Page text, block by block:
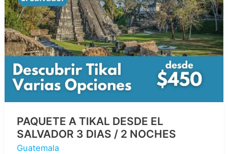
PAQUETE A TIKAL DESDE EL
SALVADOR 3 DIAS / 2 NOCHES
Guatemala